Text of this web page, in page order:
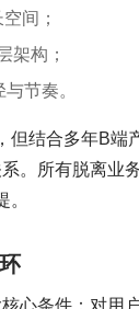
间；
架构；
节奏。
结合多年B端
。所有脱离业
心条件：对用